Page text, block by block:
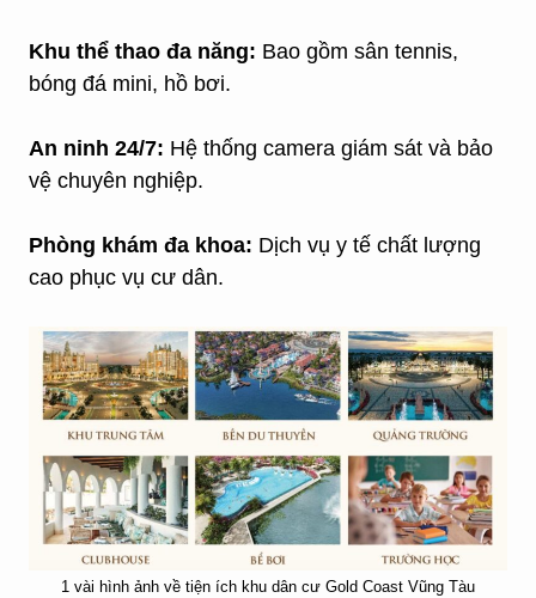
Khu thể thao đa năng: Bao gồm sân tennis,
bóng đá mini, hồ bơi.
An ninh 24/7: Hệ thống camera giám sát và bảo
vệ chuyên nghiệp.
Phòng khám đa khoa: Dịch vụ y tế chất lượng
cao phục vụ cư dân.
1 vài hình ảnh về tiện ích khu dân cư Gold Coast Vũng Tàu